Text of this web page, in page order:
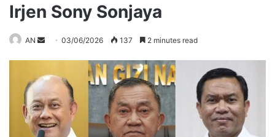
Irjen Sony Sonjaya
AN
Send03/06/2026 137 2 minutes read